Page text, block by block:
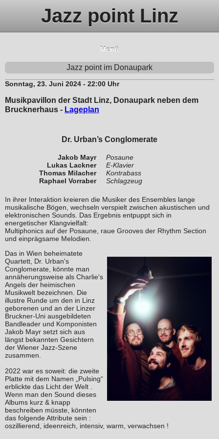
Jazz point Linz
Menü
Jazz point im Donaupark
Sonntag, 23. Juni 2024 - 22:00 Uhr
Musikpavillon der Stadt Linz, Donaupark neben dem
Brucknerhaus - Lageplan
Dr. Urban’s Conglomerate
Jakob Mayr
Lukas Lackner
Thomas Milacher
Raphael Vorraber
Posaune
E-Klavier
Kontrabass
Schlagzeug
In ihrer Interaktion kreieren die Musiker des Ensembles lange
musikalische Bögen, wechseln verspielt zwischen akustischen und
elektronischen Sounds. Das Ergebnis entpuppt sich in
energetischer Klangvielfalt:
Multiphonics auf der Posaune, raue Grooves der Rhythm Section
und einprägsame Melodien.
Das in Wien beheimatete
Quartett, Dr. Urban's
Conglomerate, könnte man
annäherungsweise als Charlie's
Angels der heimischen
Musikwelt bezeichnen. Die
illustre Runde um den in Linz
geborenen und an der Linzer
Bruckner-Uni ausgebildeten
Bandleader und Komponisten
Jakob Mayr setzt sich aus
längst bekannten Gesichtern
der Wiener Jazz-Szene
zusammen.
2022 war es soweit: die zweite
Platte mit dem Namen „Pulsing“
erblickte das Licht der Welt .
Wenn man den Sound dieses
Albums kurz & knapp
beschreiben müsste, könnten
das folgende Attribute sein :
oszillierend, ideenreich, intensiv, warm, verwachsen !